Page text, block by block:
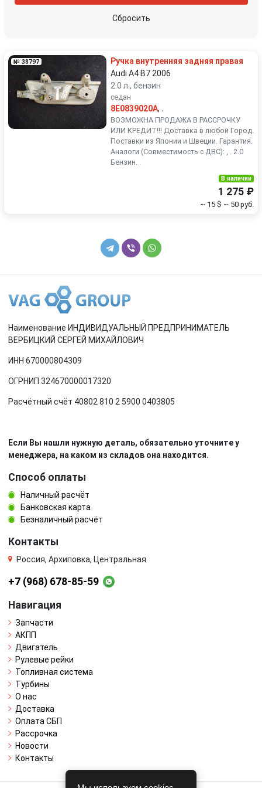
Сбросить
№ 38797
Ручка внутренняя задняя правая
Audi A4 B7 2006
2.0 л., бензин
седан
8E0839020A, .
ВОЗМОЖНА ПРОДАЖА В РАССРОЧКУ
ИЛИ КРЕДИТ!!! Доставка в любой Город.
Поставки из Японии и Швеции. Гарантия.
Аналоги (Совместимость с ДВС): , . 2.0
Бензин. .
В наличии
1 275 ₽
~ 15 $ ~ 50 руб.
Наименование ИНДИВИДУАЛЬНЫЙ ПРЕДПРИНИМАТЕЛЬ
ВЕРБИЦКИЙ СЕРГЕЙ МИХАЙЛОВИЧ
ИНН 670000804309
ОГРНИП 324670000017320
Расчётный счёт 40802 810 2 5900 0403805
Если Вы нашли нужную деталь, обязательно уточните у
менеджера, на каком из складов она находится.
Способ оплаты
Наличный расчёт
Банковская карта
Безналичный расчёт
Контакты
Россия, Архиповка, Центральная
+7 (968) 678-85-59
Навигация
Запчасти
АКПП
Двигатель
Рулевые рейки
Топливная система
Турбины
О нас
Доставка
Оплата СБП
Рассрочка
Новости
Контакты